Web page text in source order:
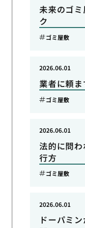
未来のゴ
ク
ゴミ屋敷
業者に頼
2026.06.01
ゴミ屋敷
法的に問
行方
2026.06.01
ゴミ屋敷
ドーパミ
2026.06.01